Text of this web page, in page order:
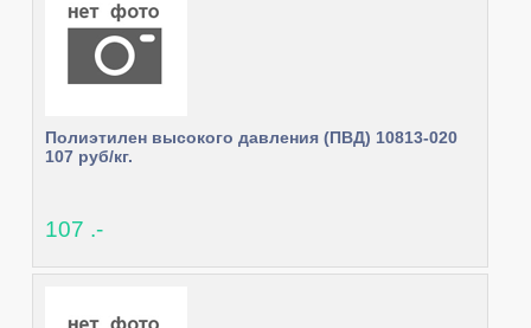
Полиэтилен высокого давления (ПВД) 10813-020
107 руб/кг.
107 .-